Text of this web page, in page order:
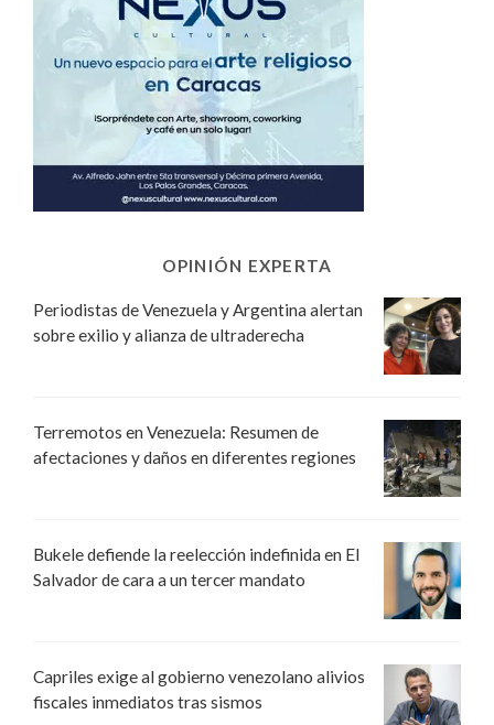
OPINIÓN EXPERTA
Periodistas de Venezuela y Argentina alertan
sobre exilio y alianza de ultraderecha
Terremotos en Venezuela: Resumen de
afectaciones y daños en diferentes regiones
Bukele defiende la reelección indefinida en El
Salvador de cara a un tercer mandato
Capriles exige al gobierno venezolano alivios
fiscales inmediatos tras sismos